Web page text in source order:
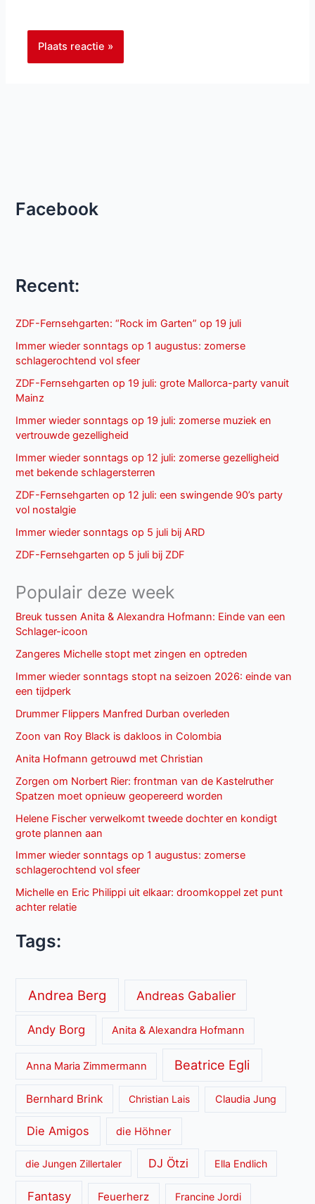
Facebook
Recent:
ZDF-Fernsehgarten: “Rock im Garten” op 19 juli
Immer wieder sonntags op 1 augustus: zomerse
schlagerochtend vol sfeer
ZDF-Fernsehgarten op 19 juli: grote Mallorca-party vanuit
Mainz
Immer wieder sonntags op 19 juli: zomerse muziek en
vertrouwde gezelligheid
Immer wieder sonntags op 12 juli: zomerse gezelligheid
met bekende schlagersterren
ZDF-Fernsehgarten op 12 juli: een swingende 90’s party
vol nostalgie
Immer wieder sonntags op 5 juli bij ARD
ZDF-Fernsehgarten op 5 juli bij ZDF
Populair deze week
Breuk tussen Anita & Alexandra Hofmann: Einde van een
Schlager-icoon
Zangeres Michelle stopt met zingen en optreden
Immer wieder sonntags stopt na seizoen 2026: einde van
een tijdperk
Drummer Flippers Manfred Durban overleden
Zoon van Roy Black is dakloos in Colombia
Anita Hofmann getrouwd met Christian
Zorgen om Norbert Rier: frontman van de Kastelruther
Spatzen moet opnieuw geopereerd worden
Helene Fischer verwelkomt tweede dochter en kondigt
grote plannen aan
Immer wieder sonntags op 1 augustus: zomerse
schlagerochtend vol sfeer
Michelle en Eric Philippi uit elkaar: droomkoppel zet punt
achter relatie
Tags:
Andrea Berg Andreas Gabalier
Andy Borg Anita & Alexandra Hofmann
Anna Maria Zimmermann Beatrice Egli
Bernhard Brink Christian Lais Claudia Jung
Die Amigos die Höhner
die Jungen Zillertaler DJ Ötzi Ella Endlich
Fantasy Feuerherz Francine Jordi